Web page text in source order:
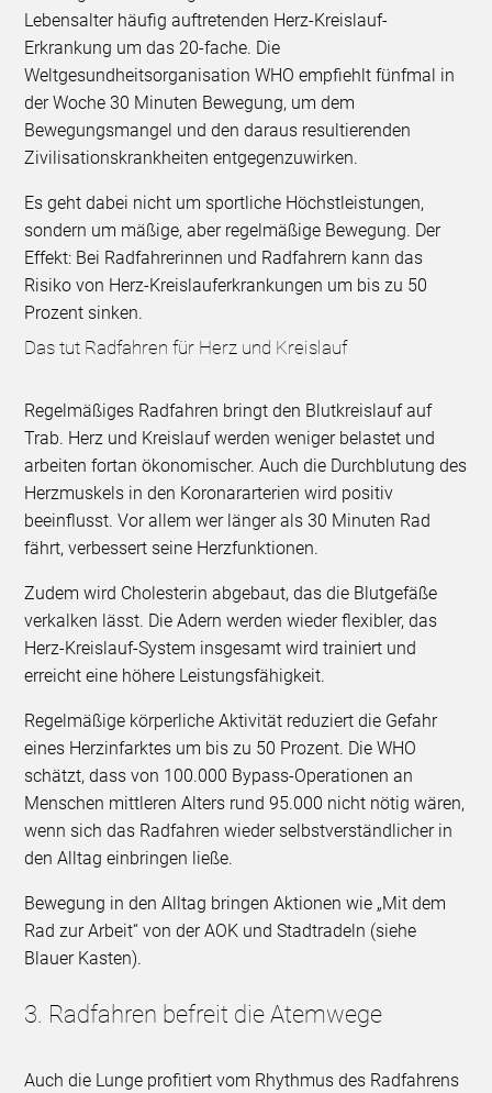
Lebensalter häufig auftretenden Herz-Kreislauf-
Erkrankung um das 20-fache. Die
Weltgesundheitsorganisation WHO empfiehlt fünfmal in
der Woche 30 Minuten Bewegung, um dem
Bewegungsmangel und den daraus resultierenden
Zivilisationskrankheiten entgegenzuwirken.
Es geht dabei nicht um sportliche Höchstleistungen,
sondern um mäßige, aber regelmäßige Bewegung. Der
Effekt: Bei Radfahrerinnen und Radfahrern kann das
Risiko von Herz-Kreislauferkrankungen um bis zu 50
Prozent sinken.
Das tut Radfahren für Herz und Kreislauf
Regelmäßiges Radfahren bringt den Blutkreislauf auf
Trab. Herz und Kreislauf werden weniger belastet und
arbeiten fortan ökonomischer. Auch die Durchblutung des
Herzmuskels in den Koronararterien wird positiv
beeinflusst. Vor allem wer länger als 30 Minuten Rad
fährt, verbessert seine Herzfunktionen.
Zudem wird Cholesterin abgebaut, das die Blutgefäße
verkalken lässt. Die Adern werden wieder flexibler, das
Herz-Kreislauf-System insgesamt wird trainiert und
erreicht eine höhere Leistungsfähigkeit.
Regelmäßige körperliche Aktivität reduziert die Gefahr
eines Herzinfarktes um bis zu 50 Prozent. Die WHO
schätzt, dass von 100.000 Bypass-Operationen an
Menschen mittleren Alters rund 95.000 nicht nötig wären,
wenn sich das Radfahren wieder selbstverständlicher in
den Alltag einbringen ließe.
Bewegung in den Alltag bringen Aktionen wie „Mit dem
Rad zur Arbeit“ von der AOK und Stadtradeln (siehe
Blauer Kasten).
3. Radfahren befreit die Atemwege
Auch die Lunge profitiert vom Rhythmus des Radfahrens